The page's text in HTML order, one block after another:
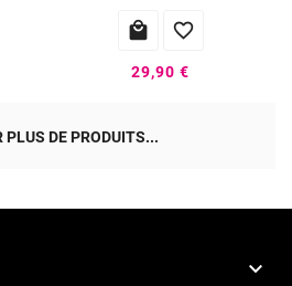
 
29,90 €
PLUS DE PRODUITS...
